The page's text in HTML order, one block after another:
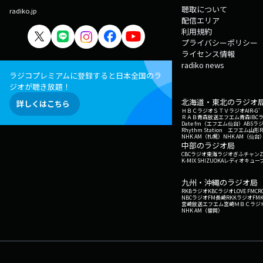
radiko.jp
ラジコプレミアムに登録すると日本全国のラ
ジオが聴き放題！
詳しくはこちら
聴取について
配信エリア
利用規約
プライバシーポリシー
ライセンス情報
radiko news
北海道・東北のラジオ
ＨＢＣラジオＳＴＶラジオAIR-G'
ＲＡＢ青森放送エフエム青森IBC
Date fm（エフエム仙台） ABSラ
Rhythm Station エフエム山形
NHK AM（札幌） NHK AM（仙台
中部のラジオ局
CBCラジオ東海ラジオぎふチャン
K-MIX SHIZUOKAレディオキュー
九州・沖縄のラジオ局
RKBラジオKBCラジオLOVE FM
NBCラジオFM長崎RKKラジオ
宮崎放送エフエム宮崎ＭＢＣラジ
NHK AM（福岡）